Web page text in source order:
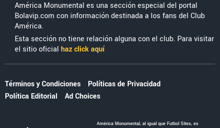
América Monumental es una sección especial del portal
Bolavip.com con información destinada a los fans del Club
América.
Esta sección no tiene relación alguna con el club. Para visitar
el sitio oficial haz click aquí
Términos y Condiciones
Políticas de Privacidad
Política Editorial
Ad Choices
América Monumental, al igual que Futbol Sites, es